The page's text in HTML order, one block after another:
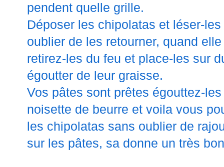
pendent quelle grille.
Déposer les chipolatas et léser-
oublier de les retourner, quand
retirez-les du feu et place-les sur
égoutter de leur graisse.
Vos pâtes sont prêtes égouttez-
noisette de beurre et voila vous
les chipolatas sans oublier de
sur les pâtes, sa donne un très